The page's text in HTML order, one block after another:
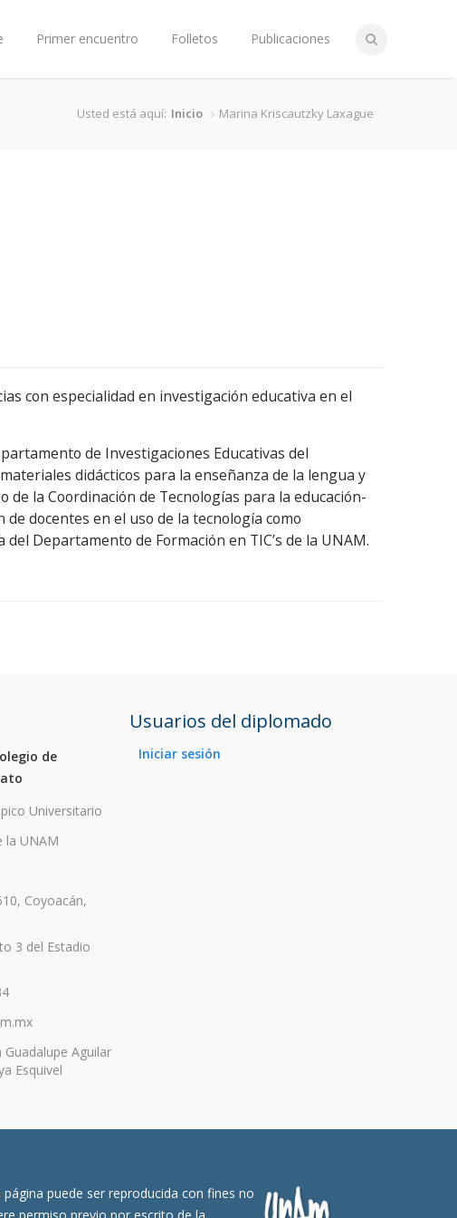
Primer encuentro Folletos Publicaciones
Usted está aquí: Inicio Marina Kriscautzky Laxague
con especialidad en investigación educativa en el
de Investigaciones Educativas del
didácticos para la enseñanza de la lengua y
de la Coordinación de Tecnologías para la educación-
docentes en el uso de la tecnología como
Departamento de Formación en TIC’s de la UNAM.
de
Universitario
la UNAM
Coyoacán,
3 del Estadio
Aguilar
Esquivel
Usuarios del diplomado
Iniciar sesión
puede ser reproducida con fines no